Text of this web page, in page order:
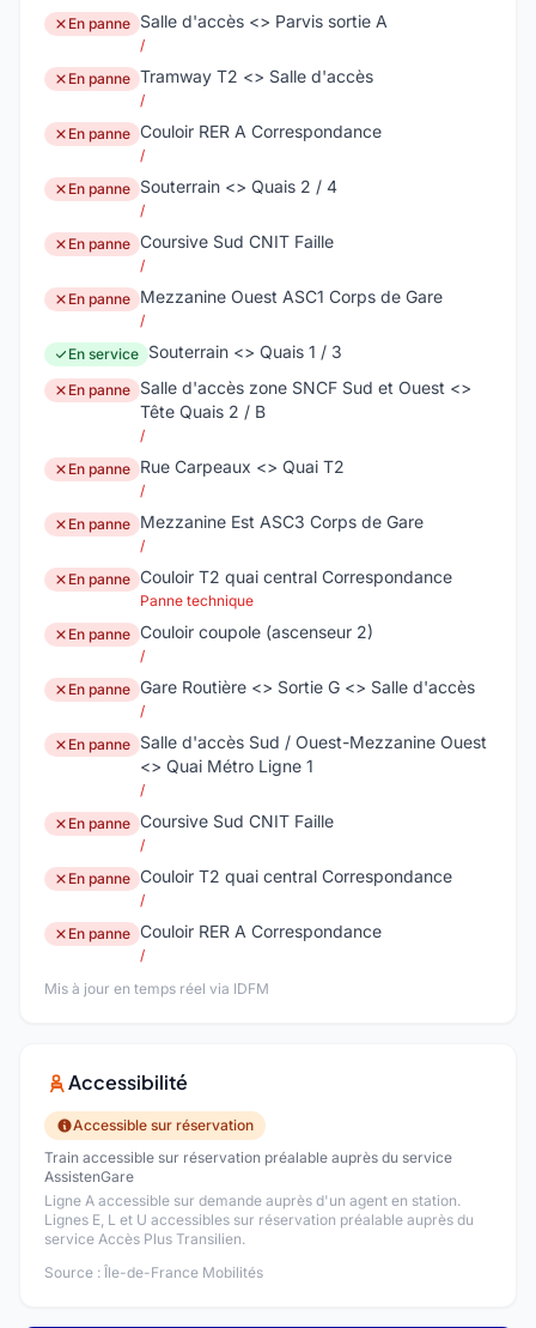
En panne Salle d'accès <> Parvis sortie A
/
En panne Tramway T2 <> Salle d'accès
/
En panne Couloir RER A Correspondance
/
En panne Souterrain <> Quais 2 / 4
/
En panne Coursive Sud CNIT Faille
/
En panne Mezzanine Ouest ASC1 Corps de Gare
/
En service Souterrain <> Quais 1 / 3
En panne Salle d'accès zone SNCF Sud et Ouest <>
Tête Quais 2 / B
/
En panne Rue Carpeaux <> Quai T2
/
En panne Mezzanine Est ASC3 Corps de Gare
/
En panne Couloir T2 quai central Correspondance
Panne technique
En panne Couloir coupole (ascenseur 2)
/
En panne Gare Routière <> Sortie G <> Salle d'accès
/
En panne Salle d'accès Sud / Ouest-Mezzanine Ouest
<> Quai Métro Ligne 1
/
En panne Coursive Sud CNIT Faille
/
En panne Couloir T2 quai central Correspondance
/
En panne Couloir RER A Correspondance
/
Mis à jour en temps réel via IDFM
Accessibilité
Accessible sur réservation
Train accessible sur réservation préalable auprès du service
AssistenGare
Ligne A accessible sur demande auprès d'un agent en station.
Lignes E, L et U accessibles sur réservation préalable auprès du
service Accès Plus Transilien.
Source : Île-de-France Mobilités